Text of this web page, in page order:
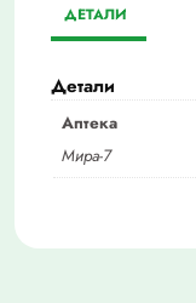
ДЕТАЛИ
Детали
Аптека
Мира-7